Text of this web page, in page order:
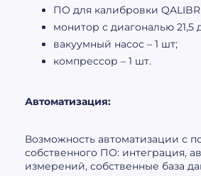
ПО для калибровки
монитор с диагональю 21,5
вакуумный насос – 1 шт;
компрессор – 1 шт.
Автоматизация:
Возможность автоматизации с
собственного ПО: интеграция,
измерений, собственные база